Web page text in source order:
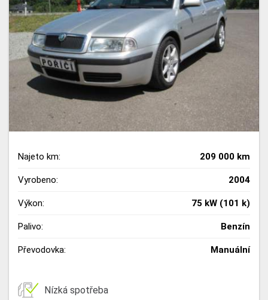
Najeto km: 209 000 km
Vyrobeno: 2004
Výkon: 75 kW (101 k)
Palivo: Benzín
Převodovka: Manuální
Nízká spotřeba